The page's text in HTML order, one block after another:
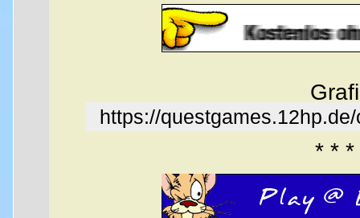
https://
* * *